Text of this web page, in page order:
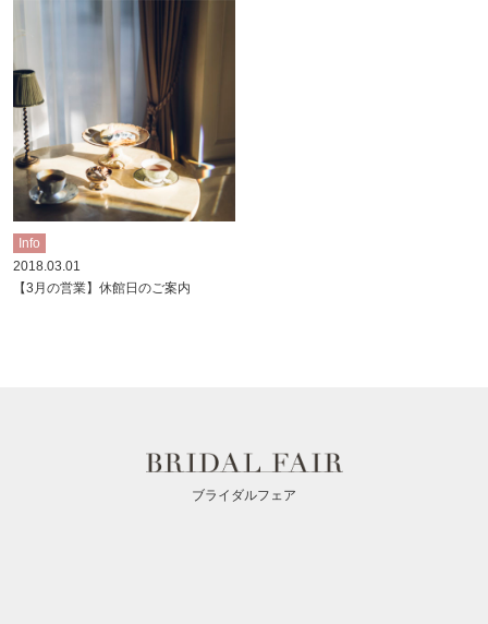
Info
2018.03.01
【3月の営業】休館日のご案内
ブライダルフェア